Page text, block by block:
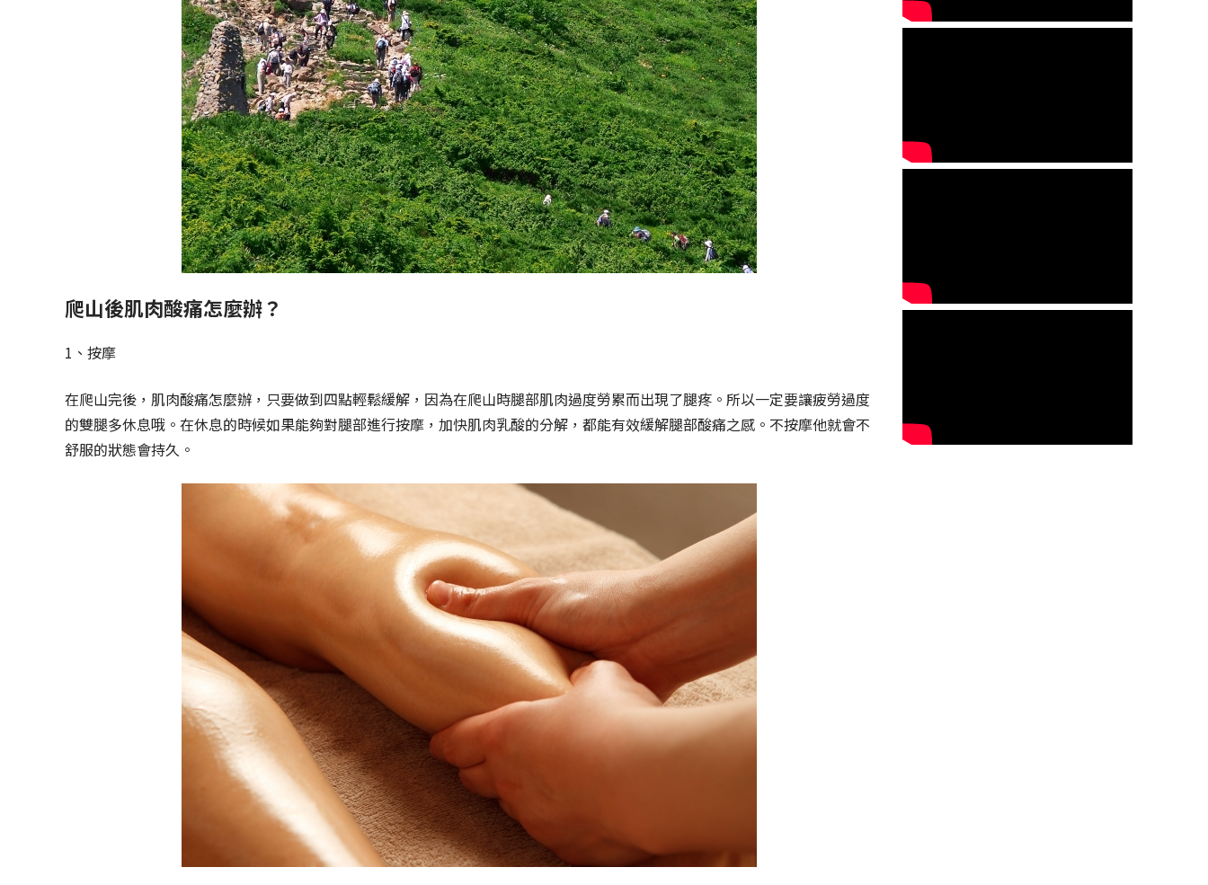
爬山後肌肉酸痛怎麼辦？
1、按摩
在爬山完後，肌肉酸痛怎麼辦，只要做到四點輕鬆緩解，因為在爬山時腿部肌肉過度勞累而出現了腿疼。所以一定要讓疲勞過度
的雙腿多休息哦。在休息的時候如果能夠對腿部進行按摩，加快肌肉乳酸的分解，都能有效緩解腿部酸痛之感。不按摩他就會不
舒服的狀態會持久。